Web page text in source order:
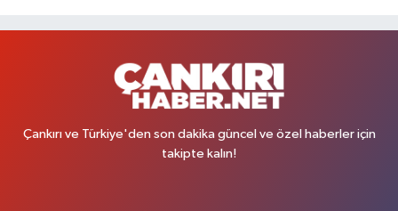
Çankırı ve Türkiye'den son dakika güncel ve özel haberler için
takipte kalın!